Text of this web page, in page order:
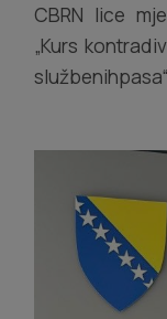
CBRN lice
„Kurs